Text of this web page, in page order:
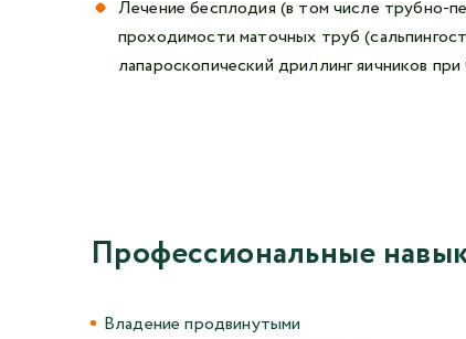
Лечение бесплодия (в том числе трубно-
проходимости маточных труб
лапароскопический дриллинг яичников
Профессиональные
Владение продвинутыми